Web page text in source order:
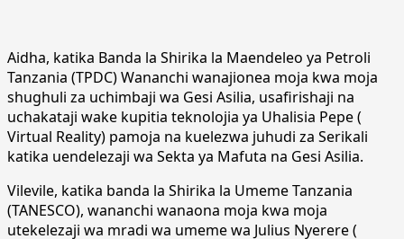
Aidha, katika Banda la Shirika la Maendeleo ya Petroli
Tanzania (TPDC) Wananchi wanajionea moja kwa moja
shughuli za uchimbaji wa Gesi Asilia, usafirishaji na
uchakataji wake kupitia teknolojia ya Uhalisia Pepe (
Virtual Reality) pamoja na kuelezwa juhudi za Serikali
katika uendelezaji wa Sekta ya Mafuta na Gesi Asilia.
Vilevile, katika banda la Shirika la Umeme Tanzania
(TANESCO), wananchi wanaona moja kwa moja
utekelezaji wa mradi wa umeme wa Julius Nyerere (